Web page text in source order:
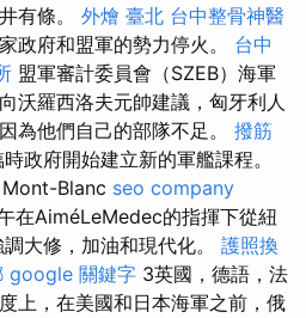
有條。 外燴 臺北 台中整骨神醫
政府和盟軍的勢力停火。 台中
盟軍審計委員會（SZEB）海軍
沃羅西洛夫元帥建議，匈牙利人
為他們自己的部隊不足。 撥筋
政府開始建立新的軍艦課程。
Mont-Blanc seo company
在AiméLeMedec的指揮下從紐
大修，加油和現代化。 護照換
google 關鍵字 3英國，德語，法
上，在美國和日本海軍之前，俄